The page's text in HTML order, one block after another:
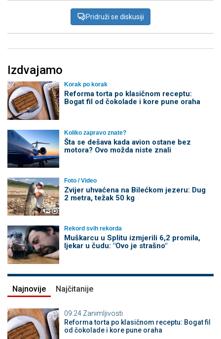
Pridruži se diskusiji
Izdvajamo
Korak po korak
Reforma torta po klasičnom receptu:
Bogat fil od čokolade i kore pune oraha
Koliko zapravo znate?
Šta se dešava kada avion ostane bez
motora? Ovo možda niste znali
Foto / Video
Zvijer uhvaćena na Bilećkom jezeru: Dug
2 metra, težak 50 kg
Rekord svih rekorda
Muškarcu u Splitu izmjerili 6,2 promila,
ljekar u čudu: "Ovo je strašno"
Najnovije Najčitanije
09:24 Zanimljivosti
Reforma torta po klasičnom receptu: Bogat fil
od čokolade i kore pune oraha